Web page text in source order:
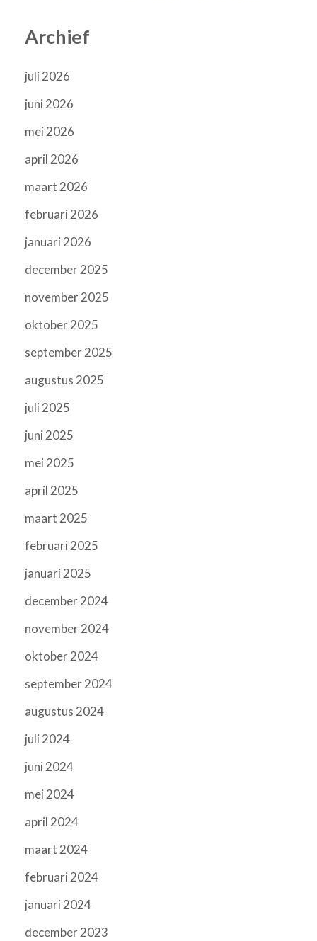
Archief
juli 2026
juni 2026
mei 2026
april 2026
maart 2026
februari 2026
januari 2026
december 2025
november 2025
oktober 2025
september 2025
augustus 2025
juli 2025
juni 2025
mei 2025
april 2025
maart 2025
februari 2025
januari 2025
december 2024
november 2024
oktober 2024
september 2024
augustus 2024
juli 2024
juni 2024
mei 2024
april 2024
maart 2024
februari 2024
januari 2024
december 2023